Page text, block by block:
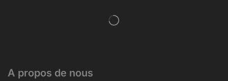
A propos de nous